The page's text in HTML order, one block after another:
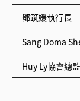
鄧筑媛執行長
Sang Doma
Huy Ly協會總監